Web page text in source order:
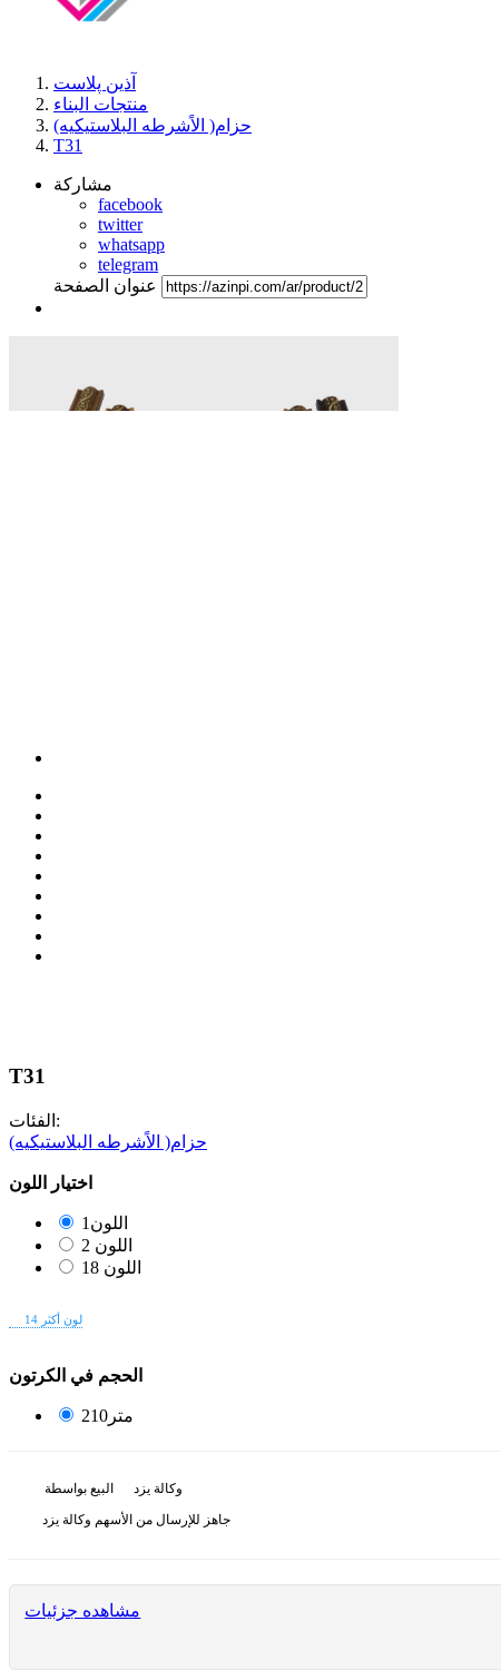
آذین پلاست
منتجات البناء
حزام( الاًشرطه البلاستیکیه)
T31
مشاركة
facebook
twitter
whatsapp
telegram
عنوان الصفحة
الفئات:
اختيار اللون
اللون1
14 لون أكثر
الحجم في الكرتون
210متر